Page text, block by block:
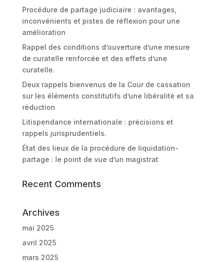
Procédure de partage judiciaire : avantages,
inconvénients et pistes de réflexion pour une
amélioration
Rappel des conditions d’ouverture d’une mesure
de curatelle renforcée et des effets d’une
curatelle.
Deux rappels bienvenus de la Cour de cassation
sur les éléments constitutifs d’une libéralité et sa
réduction
Litispendance internationale : précisions et
rappels jurisprudentiels.
État des lieux de la procédure de liquidation-
partage : le point de vue d’un magistrat
Recent Comments
Archives
mai 2025
avril 2025
mars 2025